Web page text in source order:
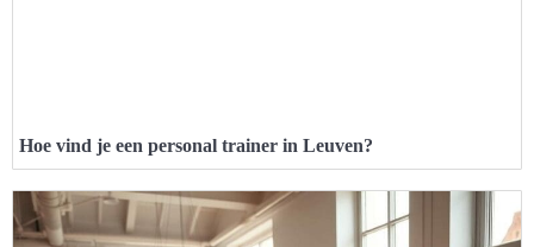
Hoe vind je een personal trainer in Leuven?